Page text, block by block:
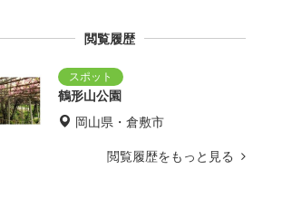
閲覧履歴
鶴形山公園
岡山県・倉敷市
閲覧履歴をもっと見る